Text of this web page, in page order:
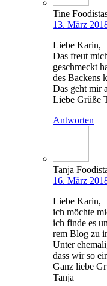
Tine
13. März
Lie­be Karin,
Das freut
geschmeckt
des Backens
Das geht mir
Lie­be Grü­ße
Antworten
Tanja
16. März
Lie­be Karin,
ich möch­te
ich fin­de es
rem Blog zu
Unter
dass wir so
Ganz lie­be
Tanja